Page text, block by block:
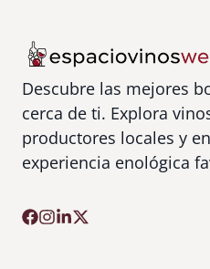
Descubre las mejores
cerca de ti. Explora
productores locales y
experiencia enológica